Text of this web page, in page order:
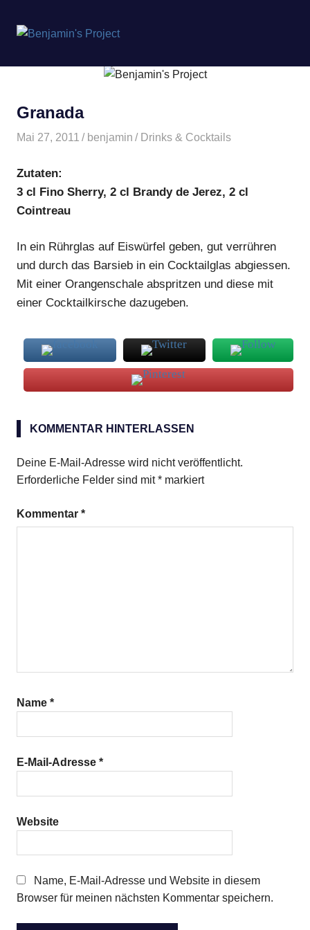
springen
Project
Granada
Mai 27, 2011 benjamin Drinks & Cocktails
Zutaten:
3 cl Fino Sherry, 2 cl Brandy de Jerez, 2 cl
Cointreau
In ein Rührglas auf Eiswürfel geben, gut verrühren
und durch das Barsieb in ein Cocktailglas abgiessen.
Mit einer Orangenschale abspritzen und diese mit
einer Cocktailkirsche dazugeben.
KOMMENTAR HINTERLASSEN
Deine E-Mail-Adresse wird nicht veröffentlicht.
Erforderliche Felder sind mit* markiert
Kommentar *
Name *
E-Mail-Adresse *
Website
Name, E-Mail-Adresse und Website in diesem
Browser für meinen nächsten Kommentar speichern.